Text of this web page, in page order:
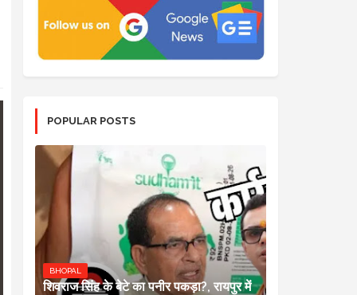
POPULAR POSTS
BHOPAL
शिवराज सिंह के बेटे का पनीर पकड़ा?, रायपुर में